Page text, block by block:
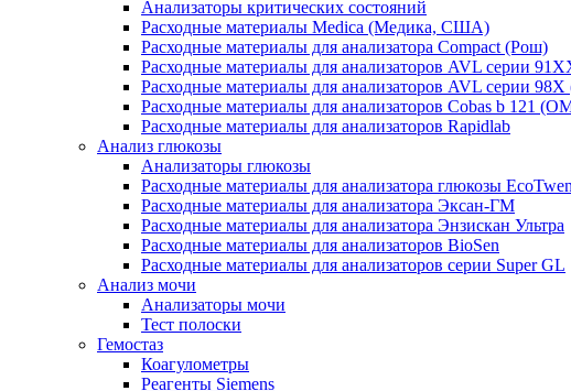
Анализаторы критических состояний
Расходные материалы Medica (Медика, США)
Расходные материалы для анализатора Compact (Рош)
Расходные материалы для анализаторов AVL серии
Расходные материалы для анализаторов AVL серии
Расходные материалы для анализаторов Cobas b 121
Расходные материалы для анализаторов Rapidlab
Анализ глюкозы
Анализаторы глюкозы
Расходные материалы для анализатора глюкозы
Расходные материалы для анализатора Эксан-ГМ
Расходные материалы для анализатора Энзискан Ультра
Расходные материалы для анализаторов BioSen
Расходные материалы для анализаторов серии Super GL
Анализ мочи
Анализаторы мочи
Тест полоски
Гемостаз
Коагулометры
Реагенты Siemens